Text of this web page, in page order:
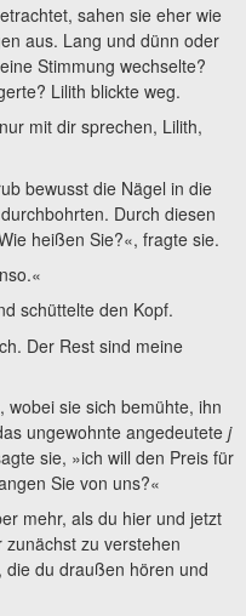
sahen sie eher wie
aus. Lang und dünn oder
Stimmung wechselte?
Lilith blickte weg.
mit dir sprechen, Lilith,
bewusst die Nägel in die
Durch diesen
heißen Sie?«, fragte sie.
schüttelte den Kopf.
Der Rest sind meine
sie sich bemühte, ihn
ungewohnte angedeutete j
sie, »ich will den Preis für
Sie von uns?«
mehr, als du hier und jetzt
zu verstehen
du draußen hören und